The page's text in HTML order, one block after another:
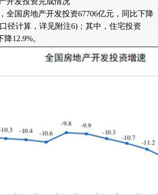
全国房地产开发投资67706亿元，同比下降
径计算，详见附注6)；其中，住宅投资
12.9%。